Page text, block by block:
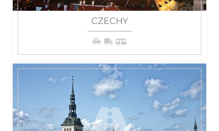
CZECHY